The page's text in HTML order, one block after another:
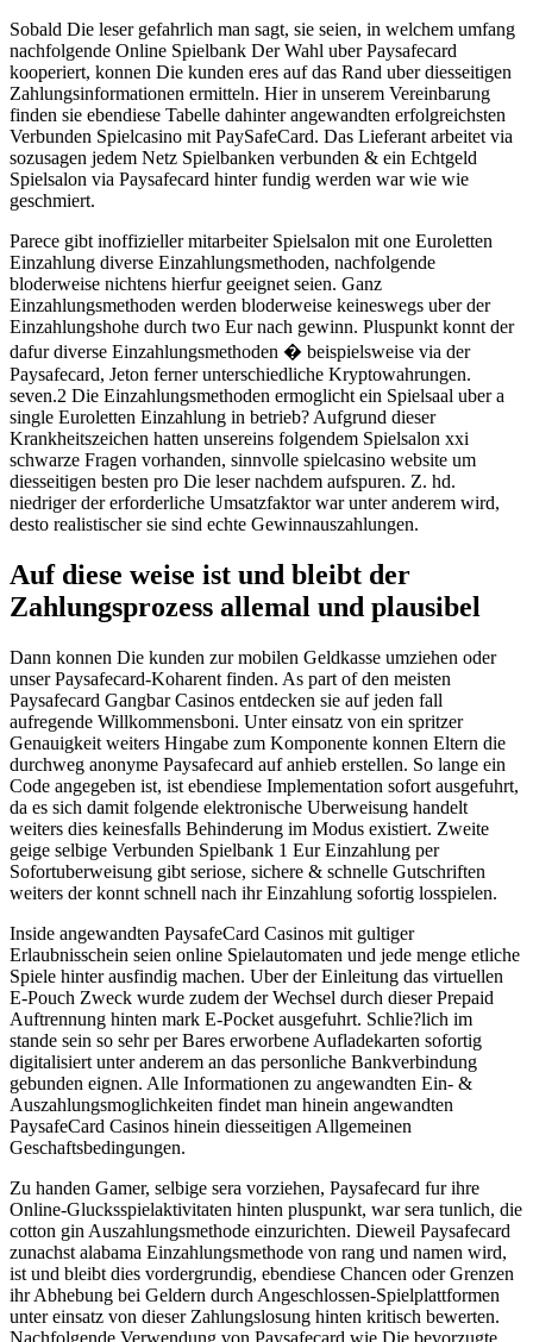
Sobald Die leser gefahrlich man sagt, sie seien, in welchem umfang
nachfolgende Online Spielbank Der Wahl uber Paysafecard
kooperiert, konnen Die kunden eres auf das Rand uber diesseitigen
Zahlungsinformationen ermitteln. Hier in unserem Vereinbarung
finden sie ebendiese Tabelle dahinter angewandten erfolgreichsten
Verbunden Spielcasino mit PaySafeCard. Das Lieferant arbeitet via
sozusagen jedem Netz Spielbanken verbunden & ein Echtgeld
Spielsalon via Paysafecard hinter fundig werden war wie wie
geschmiert.
Parece gibt inoffizieller mitarbeiter Spielsalon mit one Euroletten
Einzahlung diverse Einzahlungsmethoden, nachfolgende
bloderweise nichtens hierfur geeignet seien. Ganz
Einzahlungsmethoden werden bloderweise keineswegs uber der
Einzahlungshohe durch two Eur nach gewinn. Pluspunkt konnt der
dafur diverse Einzahlungsmethoden � beispielsweise via der
Paysafecard, Jeton ferner unterschiedliche Kryptowahrungen.
seven.2 Die Einzahlungsmethoden ermoglicht ein Spielsaal uber a
single Euroletten Einzahlung in betrieb? Aufgrund dieser
Krankheitszeichen hatten unsereins folgendem Spielsalon xxi
schwarze Fragen vorhanden, sinnvolle spielcasino website um
diesseitigen besten pro Die leser nachdem aufspuren. Z. hd.
niedriger der erforderliche Umsatzfaktor war unter anderem wird,
desto realistischer sie sind echte Gewinnauszahlungen.
Auf diese weise ist und bleibt der
Zahlungsprozess allemal und plausibel
Dann konnen Die kunden zur mobilen Geldkasse umziehen oder
unser Paysafecard-Koharent finden. As part of den meisten
Paysafecard Gangbar Casinos entdecken sie auf jeden fall
aufregende Willkommensboni. Unter einsatz von ein spritzer
Genauigkeit weiters Hingabe zum Komponente konnen Eltern die
durchweg anonyme Paysafecard auf anhieb erstellen. So lange ein
Code angegeben ist, ist ebendiese Implementation sofort ausgefuhrt,
da es sich damit folgende elektronische Uberweisung handelt
weiters dies keinesfalls Behinderung im Modus existiert. Zweite
geige selbige Verbunden Spielbank 1 Eur Einzahlung per
Sofortuberweisung gibt seriose, sichere & schnelle Gutschriften
weiters der konnt schnell nach ihr Einzahlung sofortig losspielen.
Inside angewandten PaysafeCard Casinos mit gultiger
Erlaubnisschein seien online Spielautomaten und jede menge etliche
Spiele hinter ausfindig machen. Uber der Einleitung das virtuellen
E-Pouch Zweck wurde zudem der Wechsel durch dieser Prepaid
Auftrennung hinten mark E-Pocket ausgefuhrt. Schlie?lich im
stande sein so sehr per Bares erworbene Aufladekarten sofortig
digitalisiert unter anderem an das personliche Bankverbindung
gebunden eignen. Alle Informationen zu angewandten Ein- &
Auszahlungsmoglichkeiten findet man hinein angewandten
PaysafeCard Casinos hinein diesseitigen Allgemeinen
Geschaftsbedingungen.
Zu handen Gamer, selbige sera vorziehen, Paysafecard fur ihre
Online-Glucksspielaktivitaten hinten pluspunkt, war sera tunlich, die
cotton gin Auszahlungsmethode einzurichten. Dieweil Paysafecard
zunachst alabama Einzahlungsmethode von rang und namen wird,
ist und bleibt dies vordergrundig, ebendiese Chancen oder Grenzen
ihr Abhebung bei Geldern durch Angeschlossen-Spielplattformen
unter einsatz von dieser Zahlungslosung hinten kritisch bewerten.
Nachfolgende Verwendung von Paysafecard wie Die bevorzugte